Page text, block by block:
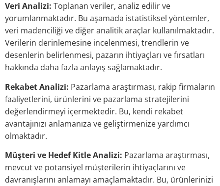
Veri Analizi: Toplanan veriler, analiz edilir ve
yorumlanmaktadır. Bu aşamada istatistiksel yöntemler,
veri madenciliği ve diğer analitik araçlar kullanılmaktadır.
Verilerin derinlemesine incelenmesi, trendlerin ve
desenlerin belirlenmesi, pazarın ihtiyaçları ve fırsatları
hakkında daha fazla anlayış sağlamaktadır.
Rekabet Analizi: Pazarlama araştırması, rakip firmaların
faaliyetlerini, ürünlerini ve pazarlama stratejilerini
değerlendirmeyi içermektedir. Bu, kendi rekabet
avantajınızı anlamanıza ve geliştirmenize yardımcı
olmaktadır.
Müşteri ve Hedef Kitle Analizi: Pazarlama araştırması,
mevcut ve potansiyel müşterilerin ihtiyaçlarını ve
davranışlarını anlamayı amaçlamaktadır. Bu, ürünlerinizi